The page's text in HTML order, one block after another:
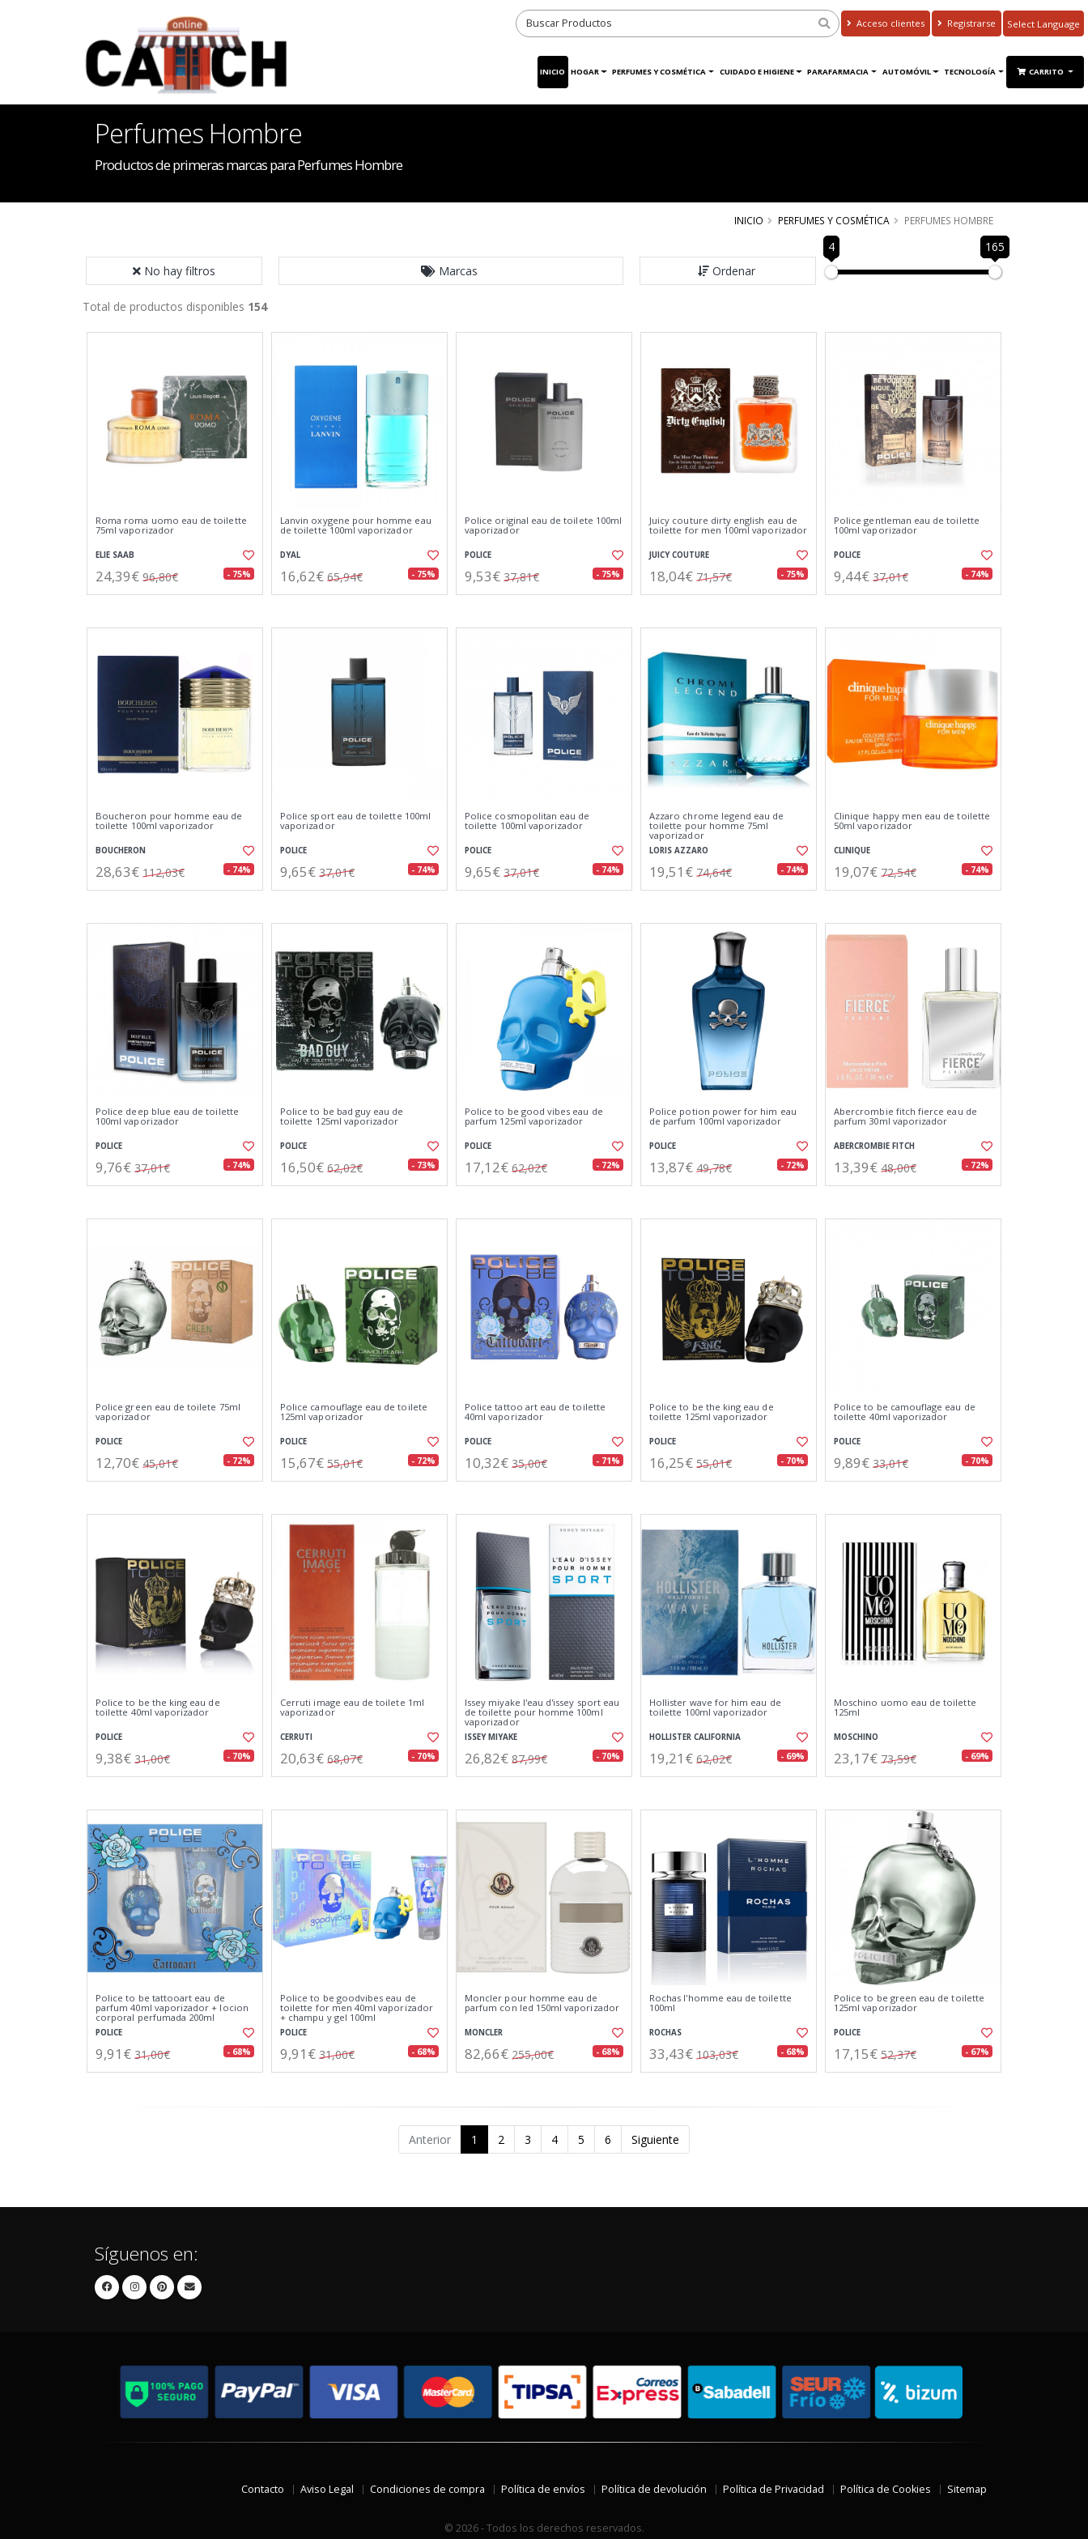
Acceso clientes Registrarse
Translate
INICIO HOGAR PERFUMES Y COSMÉTICA CUIDADO E HIGIENE PARAFARMACIA AUTOMÓVIL TECNOLOGÍA CARRITO
Perfumes Hombre
Productos de primeras marcas para Perfumes Hombre
INICIO PERFUMES Y COSMÉTICA PERFUMES HOMBRE
No hay filtros Marcas Ordenar
4 165
Total de productos disponibles 154
Roma roma uomo eau de toilette
75ml vaporizador
ELIE SAAB
24,39€ 96,80€ - 75%
Lanvin oxygene pour homme eau
de toilette 100ml vaporizador
DYAL
16,62€ 65,94€ - 75%
Police original eau de toilete 100ml
vaporizador
POLICE
9,53€ 37,81€ - 75%
Juicy couture dirty english eau de
toilette for men 100ml vaporizador
JUICY COUTURE
18,04€ 71,57€ - 75%
Police gentleman eau de toilette
100ml vaporizador
POLICE
9,44€ 37,01€ - 74%
Boucheron pour homme eau de
toilette 100ml vaporizador
BOUCHERON
28,63€ 112,03€ - 74%
Police sport eau de toilette 100ml
vaporizador
POLICE
9,65€ 37,01€ - 74%
Police cosmopolitan eau de
toilette 100ml vaporizador
POLICE
9,65€ 37,01€ - 74%
Azzaro chrome legend eau de
toilette pour homme 75ml
vaporizador
LORIS AZZARO
19,51€ 74,64€ - 74%
Clinique happy men eau de toilette
50ml vaporizador
CLINIQUE
19,07€ 72,54€ - 74%
Police deep blue eau de toilette
100ml vaporizador
POLICE
9,76€ 37,01€ - 74%
Police to be bad guy eau de
toilette 125ml vaporizador
POLICE
16,50€ 62,02€ - 73%
Police to be good vibes eau de
parfum 125ml vaporizador
POLICE
17,12€ 62,02€ - 72%
Police potion power for him eau
de parfum 100ml vaporizador
POLICE
13,87€ 49,78€ - 72%
Abercrombie fitch fierce eau de
parfum 30ml vaporizador
ABERCROMBIE FITCH
13,39€ 48,00€ - 72%
Police green eau de toilete 75ml
vaporizador
POLICE
12,70€ 45,01€ - 72%
Police camouflage eau de toilete
125ml vaporizador
POLICE
15,67€ 55,01€ - 72%
Police tattoo art eau de toilette
40ml vaporizador
POLICE
10,32€ 35,00€ - 71%
Police to be the king eau de
toilette 125ml vaporizador
POLICE
16,25€ 55,01€ - 70%
Police to be camouflage eau de
toilette 40ml vaporizador
POLICE
9,89€ 33,01€ - 70%
Police to be the king eau de
toilette 40ml vaporizador
POLICE
9,38€ 31,00€ - 70%
Cerruti image eau de toilete 1ml
vaporizador
CERRUTI
20,63€ 68,07€ - 70%
Issey miyake l'eau d'issey sport eau
de toilette pour homme 100ml
vaporizador
ISSEY MIYAKE
26,82€ 87,99€ - 70%
Hollister wave for him eau de
toilette 100ml vaporizador
HOLLISTER CALIFORNIA
19,21€ 62,02€ - 69%
Moschino uomo eau de toilette
125ml
MOSCHINO
23,17€ 73,59€ - 69%
Police to be tattooart eau de
parfum 40ml vaporizador + locion
corporal perfumada 200ml
POLICE
9,91€ 31,00€ - 68%
Police to be goodvibes eau de
toilette for men 40ml vaporizador
+ champu y gel 100ml
POLICE
9,91€ 31,00€ - 68%
Moncler pour homme eau de
parfum con led 150ml vaporizador
MONCLER
82,66€ 255,00€ - 68%
Rochas l'homme eau de toilette
100ml
ROCHAS
33,43€ 103,03€ - 68%
Police to be green eau de toilette
125ml vaporizador
POLICE
17,15€ 52,37€ - 67%
Anterior 1 2 3 4 5 6 Siguiente
Síguenos en:
Contacto Aviso Legal Condiciones de compra Política de envíos Política de devolución Política de Privacidad Política de Cookies Sitemap
© 2026 - Todos los derechos reservados.